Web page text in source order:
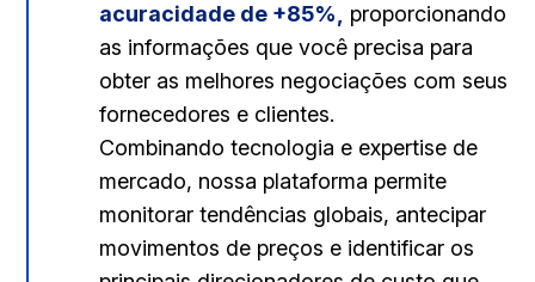
acuracidade de +85%,
proporcionando
as informações que você precisa para
obter as melhores negociações com seus
fornecedores e clientes.
Combinando tecnologia e expertise de
mercado, nossa plataforma permite
monitorar tendências globais, antecipar
movimentos de preços e identificar os